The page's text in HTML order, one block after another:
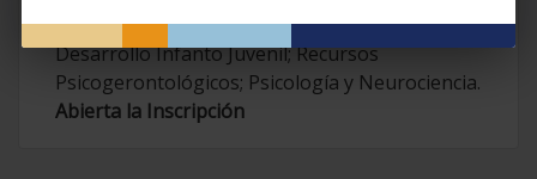
Contemporáneas; Problemáticas en el
Desarrollo Infanto Juvenil; Recursos
Psicogerontológicos; Psicología y Neurociencia.
Abierta la Inscripción